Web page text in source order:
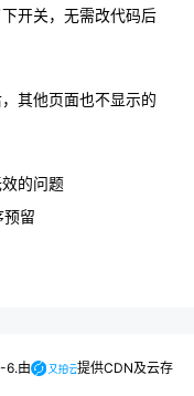
开关，无需改代码后
其他页面也不显示的
的问题
预留
6.由
提供CDN及云存